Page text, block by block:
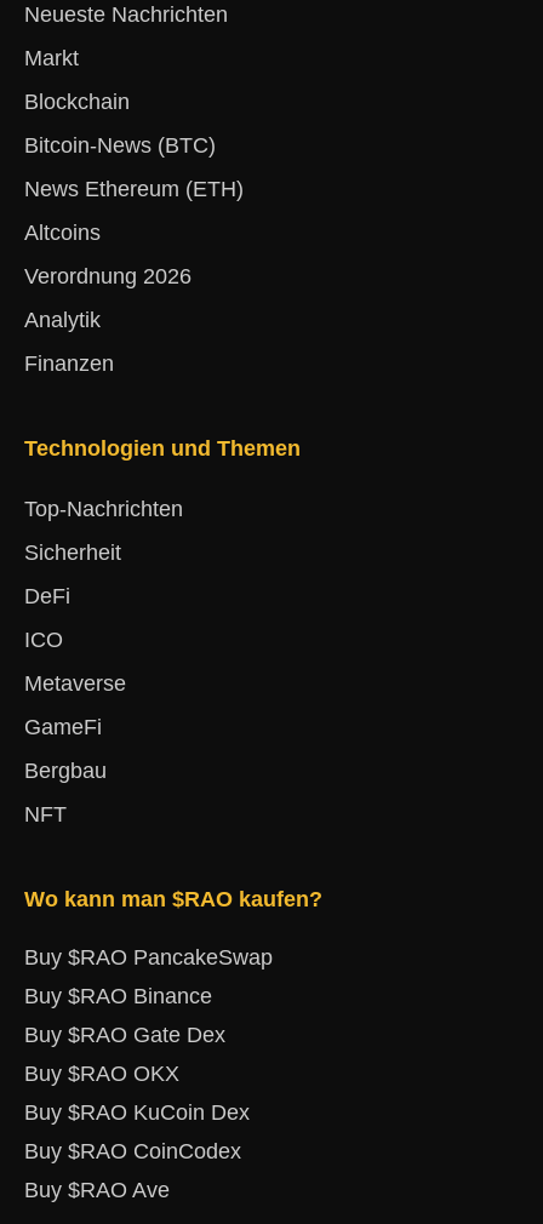
Neueste Nachrichten
Markt
Blockchain
Bitcoin-News (BTC)
News Ethereum (ETH)
Altcoins
Verordnung 2026
Analytik
Finanzen
Technologien und Themen
Top-Nachrichten
Sicherheit
DeFi
ICO
Metaverse
GameFi
Bergbau
NFT
Wo kann man $RAO kaufen?
Buy $RAO PancakeSwap
Buy $RAO Binance
Buy $RAO Gate Dex
Buy $RAO OKX
Buy $RAO KuCoin Dex
Buy $RAO CoinCodex
Buy $RAO Ave